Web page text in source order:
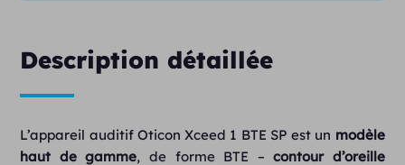
Description détaillée
L’appareil auditif Oticon Xceed 1 BTE SP est un modèle
haut de gamme, de forme BTE –contour d’oreille